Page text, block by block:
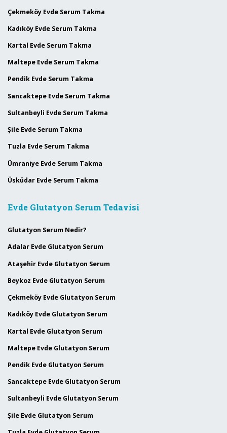
Çekmeköy Evde Serum Takma
Kadıköy Evde Serum Takma
Kartal Evde Serum Takma
Maltepe Evde Serum Takma
Pendik Evde Serum Takma
Sancaktepe Evde Serum Takma
Sultanbeyli Evde Serum Takma
Şile Evde Serum Takma
Tuzla Evde Serum Takma
Ümraniye Evde Serum Takma
Üsküdar Evde Serum Takma
Evde Glutatyon Serum Tedavisi
Glutatyon Serum Nedir?
Adalar Evde Glutatyon Serum
Ataşehir Evde Glutatyon Serum
Beykoz Evde Glutatyon Serum
Çekmeköy Evde Glutatyon Serum
Kadıköy Evde Glutatyon Serum
Kartal Evde Glutatyon Serum
Maltepe Evde Glutatyon Serum
Pendik Evde Glutatyon Serum
Sancaktepe Evde Glutatyon Serum
Sultanbeyli Evde Glutatyon Serum
Şile Evde Glutatyon Serum